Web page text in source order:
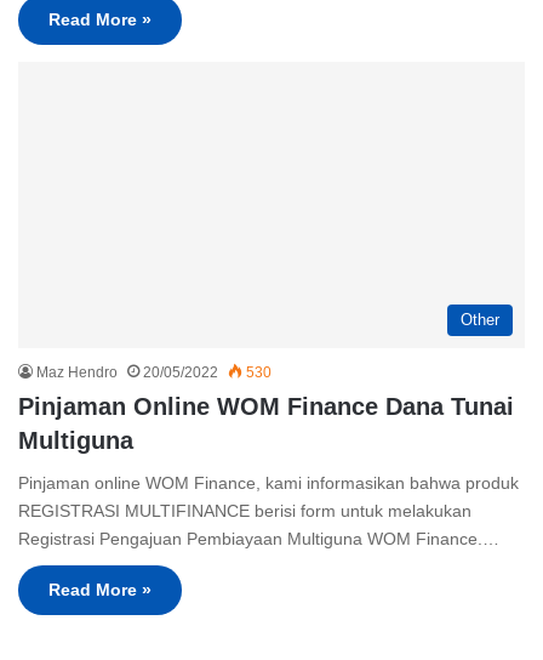
Read More »
Other
Maz Hendro 20/05/2022 530
Pinjaman Online WOM Finance Dana Tunai
Multiguna
Pinjaman online WOM Finance, kami informasikan bahwa produk
REGISTRASI MULTIFINANCE berisi form untuk melakukan
Registrasi Pengajuan Pembiayaan Multiguna WOM Finance.…
Read More »